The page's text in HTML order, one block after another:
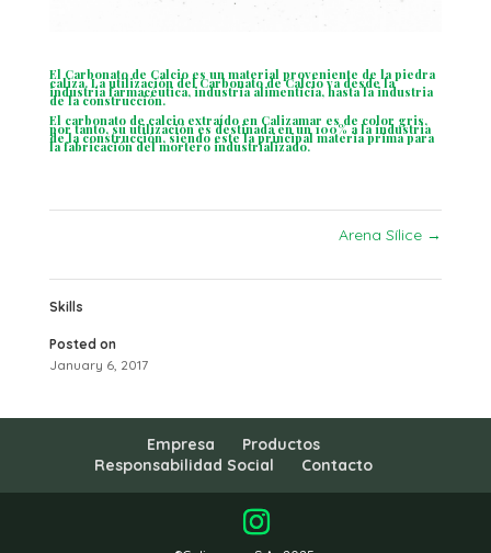
El Carbonato de Calcio es un material proveniente de la piedra
caliza. La utilización del Carbonato de Calcio va desde la
industria farmacéutica, industria alimenticia, hasta la industria
de la construcción.
El carbonato de calcio extraído en Calizamar es de color gris,
por tanto, su utilización es destinada en un 100% a la industria
de la construcción, siendo este la principal materia prima para
la fabricación del mortero industrializado.
Arena Sílice →
Skills
Posted on
January 6, 2017
Empresa
Productos
Responsabilidad Social
Contacto